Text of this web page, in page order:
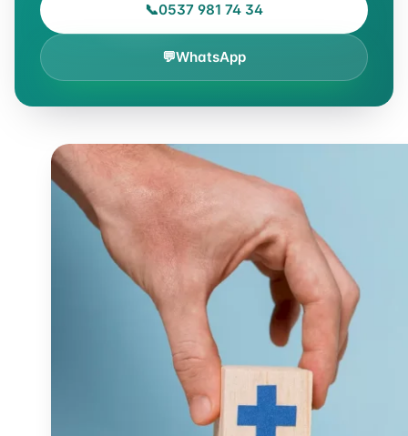
📞0537 981 74 34
💬WhatsApp